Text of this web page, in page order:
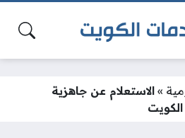
» الاستعلام عن جاهزية